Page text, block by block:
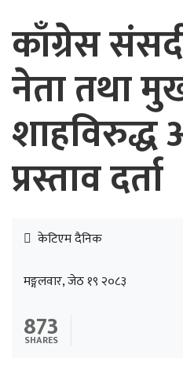
काँग्रेस
नेता तथा
शाहविरुद्ध
प्रस्ताव दर्ता
केटिएम दैनिक
मङ्गलवार, जेठ १९ २०८३
873
SHARES